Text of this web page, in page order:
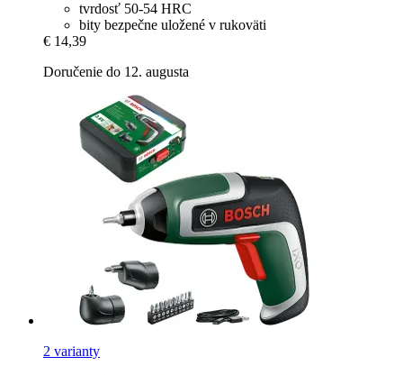
tvrdosť 50-54 HRC
bity bezpečne uložené v rukoväti
€ 14,39
Doručenie do 12. augusta
2 varianty